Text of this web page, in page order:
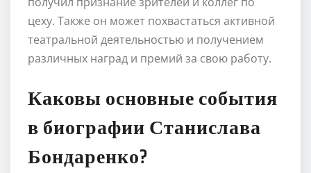
цеху. Также он может похвастаться активной
театральной деятельностью и получением
различных наград и премий за свою работу.
Каковы основные события
в биографии Станислава
Бондаренко?